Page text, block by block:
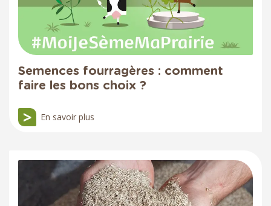
Semences fourragères : comment
faire les bons choix ?
En savoir plus